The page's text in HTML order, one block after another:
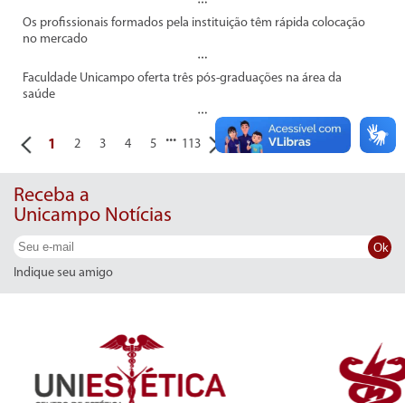
Os profissionais formados pela instituição têm rápida colocação
no mercado
Faculdade Unicampo oferta três pós-graduações na área da
saúde
1 2 3 4 5 ... 113
Receba a
Unicampo Notícias
Ok
Indique seu amigo